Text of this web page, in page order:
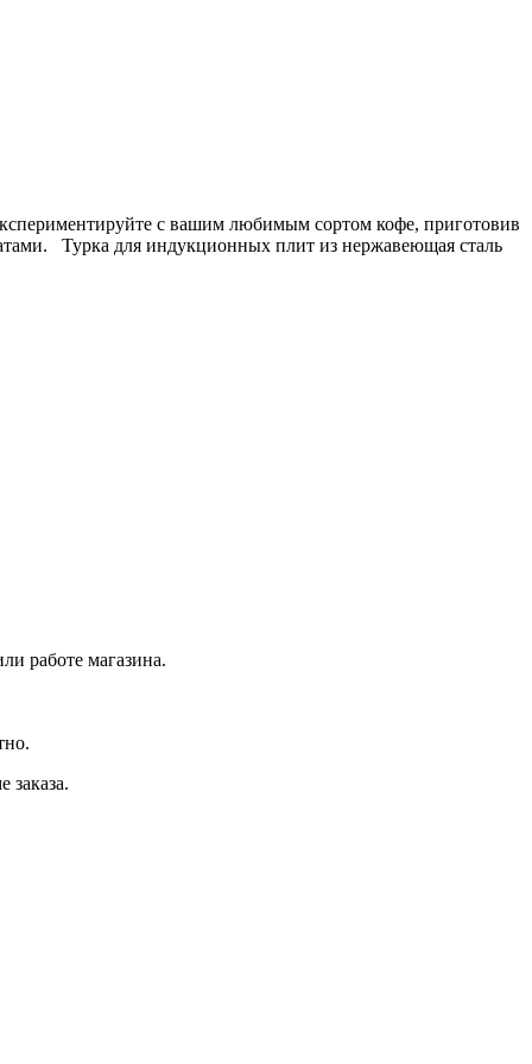
с вашим любимым сортом кофе, приготовив
Турка для индукционных плит из нержавеющая сталь
работе магазина.